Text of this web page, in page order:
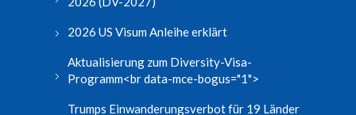
2026 US Visum Anleihe erklärt
Aktualisierung zum Diversity-Visa-
Programm<br data-mce-bogus="1">
Trumps Einwanderungsverbot für 19 Länder